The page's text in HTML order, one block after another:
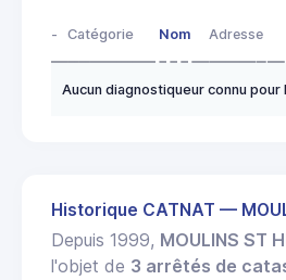
- Catégorie Nom Adresse
Aucun diagnostiqueur connu pour
Historique CATNAT —
Depuis 1999, MOULINS ST
l'objet de 3 arrêtés de